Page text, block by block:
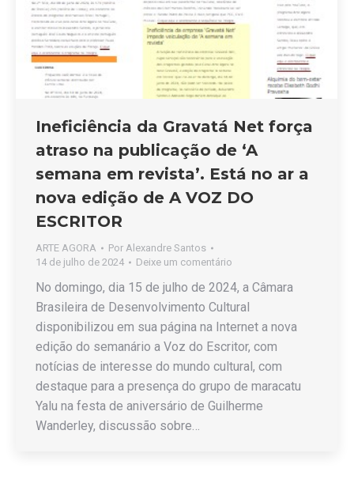
Ineficiência da Gravatá Net força
atraso na publicação de ‘A
semana em revista’. Está no ar a
nova edição de A VOZ DO
ESCRITOR
ARTE AGORA Por Alexandre Santos
14 de julho de 2024
Deixe um comentário
No domingo, dia 15 de julho de 2024, a Câmara
Brasileira de Desenvolvimento Cultural
disponibilizou em sua página na Internet a nova
edição do semanário a Voz do Escritor, com
notícias de interesse do mundo cultural, com
destaque para a presença do grupo de maracatu
Yalu na festa de aniversário de Guilherme
Wanderley, discussão sobre…